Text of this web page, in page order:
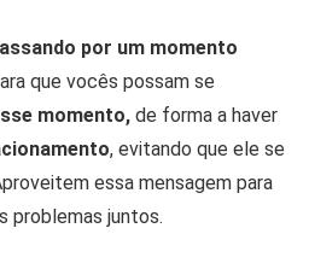
por um momento
que vocês possam se
momento, de forma a haver
, evitando que ele se
essa mensagem para
problemas juntos.